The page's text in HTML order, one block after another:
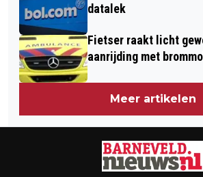
datalek
Fietser raakt licht
aanrijding met
Meer artikelen